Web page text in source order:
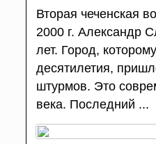
Вторая чеченская
2000 г. Александр
лет. Город,
десятилетия,
штурмов. Это
века. Последний ...